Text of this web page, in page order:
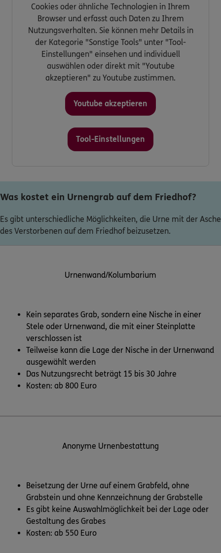
Cookies oder ähnliche Technologien in Ihrem
Browser und erfasst auch Daten zu Ihrem
Nutzungsverhalten. Sie können mehr Details in
der Kategorie "Sonstige Tools" unter "Tool-
Einstellungen" einsehen und individuell
auswählen oder direkt mit "Youtube
akzeptieren" zu Youtube zustimmen.
Youtube akzeptieren
Tool-Einstellungen
Was kostet ein Urnengrab auf dem Friedhof?
Es gibt unterschiedliche Möglichkeiten, die Urne mit der Asche
des Verstorbenen auf dem Friedhof beizusetzen.
Urnenwand/Kolumbarium
Kein separates Grab, sondern eine Nische in einer
Stele oder Urnenwand, die mit einer Steinplatte
verschlossen ist
Teilweise kann die Lage der Nische in der Urnenwand
ausgewählt werden
Das Nutzungsrecht beträgt 15 bis 30 Jahre
Kosten: ab 800 Euro
Anonyme Urnenbestattung
Beisetzung der Urne auf einem Grabfeld, ohne
Grabstein und ohne Kennzeichnung der Grabstelle
Es gibt keine Auswahlmöglichkeit bei der Lage oder
Gestaltung des Grabes
Kosten: ab 550 Euro